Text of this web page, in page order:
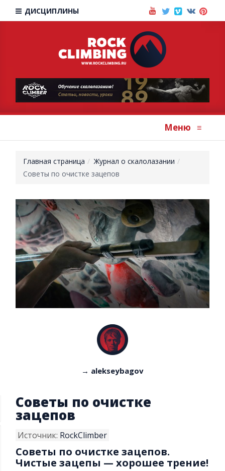
ДИСЦИПЛИНЫ
Меню ≡
Главная страница
Журнал о скалолазании
Советы по очистке зацепов
→ alekseybagov
Советы по очистке
зацепов
Источник: RockClimber
Советы по очистке зацепов.
Чистые зацепы — хорошее трение!